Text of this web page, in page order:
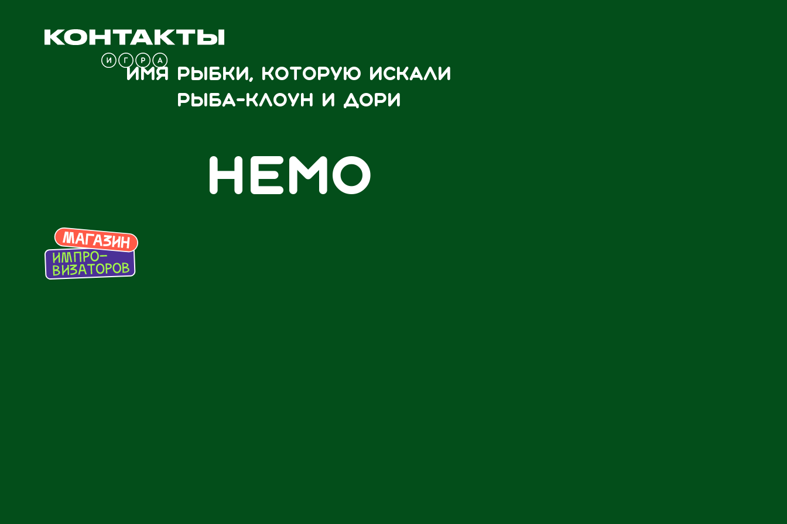
Имя рыбки, которую искали
рыба-клоун и Дори
Немо